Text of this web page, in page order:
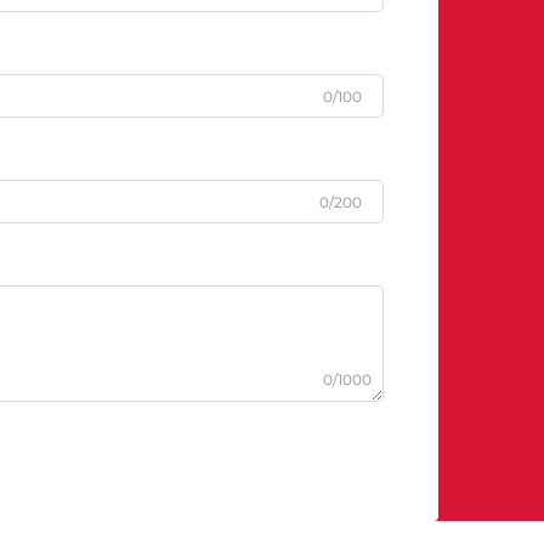
0/100
0/200
0/1000